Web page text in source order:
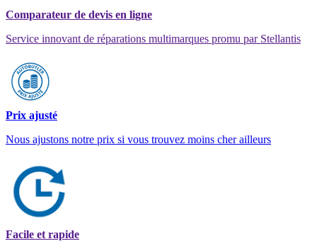
Comparateur de devis en ligne
Service innovant de réparations multimarques promu par Stellantis
Prix ajusté
Nous ajustons notre prix si vous trouvez moins cher ailleurs
Facile et rapide